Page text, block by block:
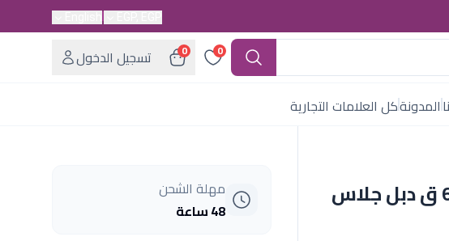
0
0
تسجيل الدخول
المدونةكل العلامات التجارية
SSG089 طقم شربات 6 ق دبل جلاس
مهلة الشحن
48 ساعة